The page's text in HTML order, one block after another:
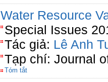
Water Resource
Special Issues
Tác giả: Lê Anh
Tạp chí: Journal
Tóm tắt